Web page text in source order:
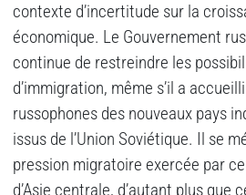
contexte d’incertitude sur la
économique. Le Gouvernement
continue de restreindre les
d’immigration, même s’il a
russophones des nouveaux pays
issus de l’Union Soviétique. Il se
pression migratoire exercée par
d’Asie centrale, d’autant plus que